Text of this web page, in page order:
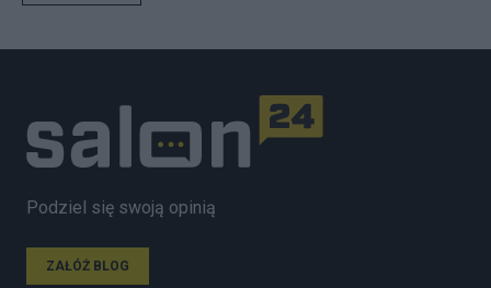
Podziel się swoją opinią
ZAŁÓŻ BLOG